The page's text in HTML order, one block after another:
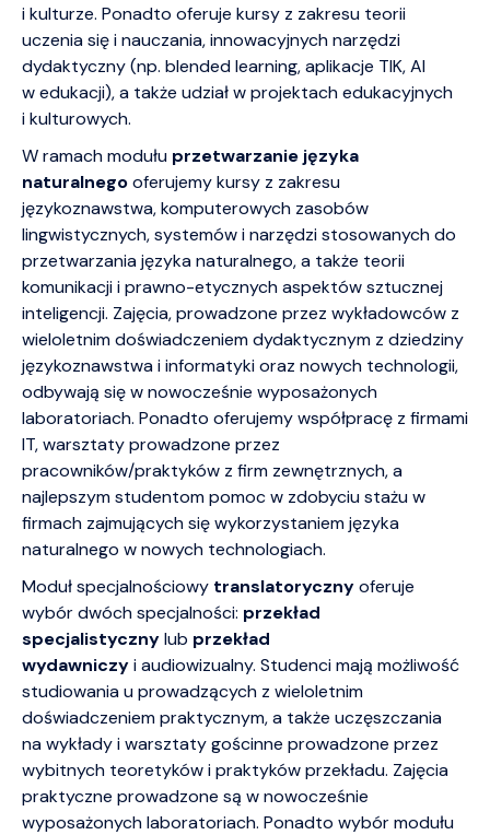
i kulturze. Ponadto oferuje kursy z zakresu teorii
uczenia się i nauczania, innowacyjnych narzędzi
dydaktyczny (np. blended learning, aplikacje TIK, AI
w edukacji), a także udział w projektach edukacyjnych
i kulturowych.
W ramach modułu przetwarzanie języka
naturalnegooferujemy kursy z zakresu
językoznawstwa, komputerowych zasobów
lingwistycznych, systemów i narzędzi stosowanych do
przetwarzania języka naturalnego, a także teorii
komunikacji i prawno-etycznych aspektów sztucznej
inteligencji. Zajęcia, prowadzone przez wykładowców z
wieloletnim doświadczeniem dydaktycznym z dziedziny
językoznawstwa i informatyki oraz nowych technologii,
odbywają się w nowocześnie wyposażonych
laboratoriach. Ponadto oferujemy współpracę z firmami
IT, warsztaty prowadzone przez
pracowników/praktyków z firm zewnętrznych, a
najlepszym studentom pomoc w zdobyciu stażu w
firmach zajmujących się wykorzystaniem języka
naturalnego w nowych technologiach.
Moduł specjalnościowy translatorycznyoferuje
wybór dwóch specjalności: przekład
specjalistycznylub przekład
wydawniczyi audiowizualny. Studenci mają możliwość
studiowania u prowadzących z wieloletnim
doświadczeniem praktycznym, a także uczęszczania
na wykłady i warsztaty gościnne prowadzone przez
wybitnych teoretyków i praktyków przekładu. Zajęcia
praktyczne prowadzone są w nowocześnie
wyposażonych laboratoriach. Ponadto wybór modułu